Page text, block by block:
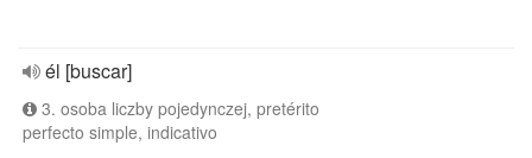
él [buscar]
3. osoba liczby pojedynczej, pretérito
perfecto simple, indicativo